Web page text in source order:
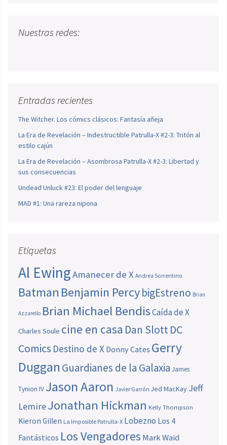
Nuestras redes:
Entradas recientes
The Witcher. Los cómics clásicos: Fantasía añeja
La Era de Revelación – Indestructible Patrulla-X #2-3: Tritón al
estilo cajún
La Era de Revelación – Asombrosa Patrulla-X #2-3: Libertad y
sus consecuencias
Undead Unluck #23: El poder del lenguaje
MAD #1: Una rareza nipona
Etiquetas
Al EwingAmanecer de X Andrea Sorrentino
Batman Benjamin PercybigEstreno Brian
Azzarello Brian Michael BendisCaída de X
Charles Soule cine en casa Dan SlottDC
Comics Destino de X Donny Cates Gerry
Duggan Guardianes de la Galaxia James
Tynion IV Jason Aaron Javier Garrón Jed MacKay Jeff
LemireJonathan Hickman Kelly Thompson
Kieron Gillen La Imposible Patrulla-X Lobezno Los 4
Fantásticos Los Vengadores Mark Waid